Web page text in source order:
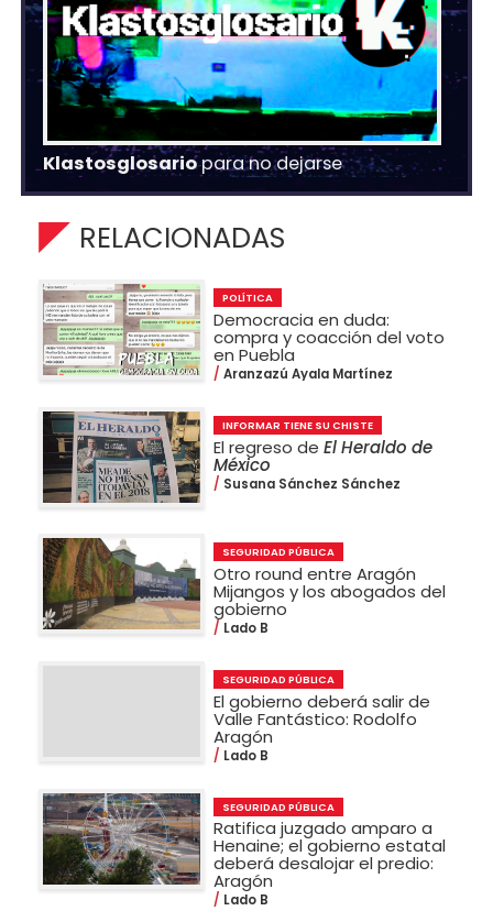
Klastosglosariopara no dejarse
RELACIONADAS
POLÍTICA
Democracia en duda:
compra y coacción del voto
en Puebla
Aranzazú Ayala Martínez
INFORMAR TIENE SU CHISTE
El regreso deEl Heraldo de
México
Susana Sánchez Sánchez
SEGURIDAD PÚBLICA
Otro round entre Aragón
Mijangos y los abogados del
gobierno
Lado B
SEGURIDAD PÚBLICA
El gobierno deberá salir de
Valle Fantástico: Rodolfo
Aragón
Lado B
SEGURIDAD PÚBLICA
Ratifica juzgado amparo a
Henaine; el gobierno estatal
deberá desalojar el predio:
Aragón
Lado B